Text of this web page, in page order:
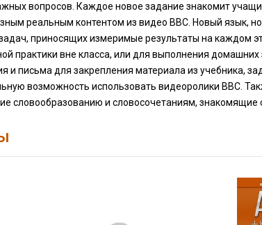
вопросов. Каждое новое задание знакомит
реальным контентом из видео BBC. Новый язык,
приносящих измеримые результаты на каждом
практики вне класса, или для выполнения
и письма для закрепления материала из учебника,
возможность использовать видеоролики BBC.
словообразованию и словосочетаниям, знакомящие